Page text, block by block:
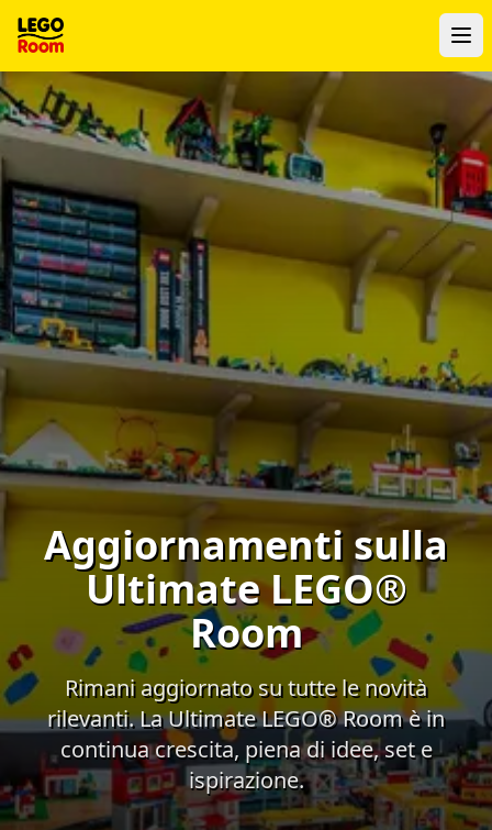
Al contenuto principale
Aggiornamenti sulla
Ultimate LEGO®
Room
Rimani aggiornato su tutte le novità
rilevanti. La Ultimate LEGO® Room è in
continua crescita, piena di idee, set e
ispirazione.